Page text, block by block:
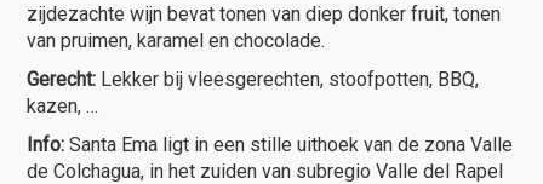
zijdezachte wijn bevat tonen van diep donker fruit, tonen
van pruimen, karamel en chocolade.
Gerecht: Lekker bij vleesgerechten, stoofpotten, BBQ,
kazen, …
Info:Santa Ema ligt in een stille uithoek van de zona Valle
de Colchagua, in het zuiden van subregio Valle del Rapel